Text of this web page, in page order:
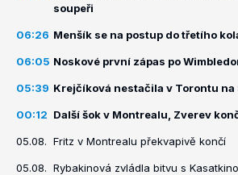
soupeři
06:26 Menšík se na postup do třetího
06:05 Noskové první zápas po
05:39 Krejčíková nestačila v Torontu na
00:12 Další šok v Montrealu, Zverev
05.08. Fritz v Montrealu překvapivě končí
05.08. Rybakinová zvládla bitvu s